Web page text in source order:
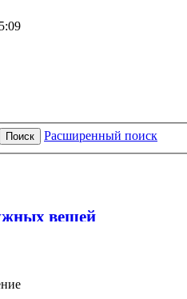
Поиск Расширенный поиск
вещей